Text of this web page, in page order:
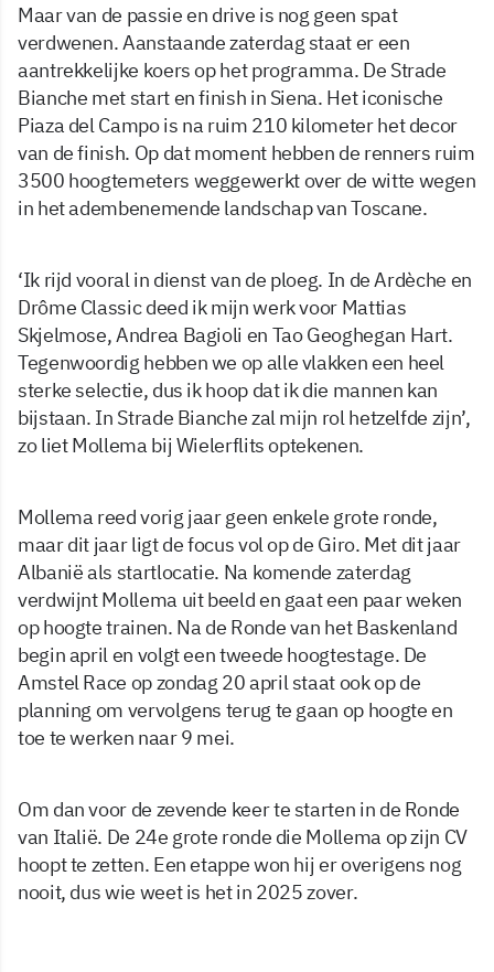
Maar van de passie en drive is nog geen spat
verdwenen. Aanstaande zaterdag staat er een
aantrekkelijke koers op het programma. De Strade
Bianche met start en finish in Siena. Het iconische
Piaza del Campo is na ruim 210 kilometer het decor
van de finish. Op dat moment hebben de renners ruim
3500 hoogtemeters weggewerkt over de witte wegen
in het adembenemende landschap van Toscane.
‘Ik rijd vooral in dienst van de ploeg. In de Ardèche en
Drôme Classic deed ik mijn werk voor Mattias
Skjelmose, Andrea Bagioli en Tao Geoghegan Hart.
Tegenwoordig hebben we op alle vlakken een heel
sterke selectie, dus ik hoop dat ik die mannen kan
bijstaan. In Strade Bianche zal mijn rol hetzelfde zijn’,
zo liet Mollema bij Wielerflits optekenen.
Mollema reed vorig jaar geen enkele grote ronde,
maar dit jaar ligt de focus vol op de Giro. Met dit jaar
Albanië als startlocatie. Na komende zaterdag
verdwijnt Mollema uit beeld en gaat een paar weken
op hoogte trainen. Na de Ronde van het Baskenland
begin april en volgt een tweede hoogtestage. De
Amstel Race op zondag 20 april staat ook op de
planning om vervolgens terug te gaan op hoogte en
toe te werken naar 9 mei.
Om dan voor de zevende keer te starten in de Ronde
van Italië. De 24e grote ronde die Mollema op zijn CV
hoopt te zetten. Een etappe won hij er overigens nog
nooit, dus wie weet is het in 2025 zover.